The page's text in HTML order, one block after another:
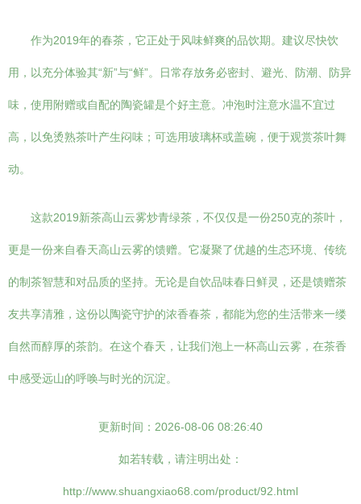
作为2019年的春茶，它正处于风味鲜爽的品饮期。建议尽快饮
用，以充分体验其“新”与“鲜”。日常存放务必密封、避光、防潮、防异
味，使用附赠或自配的陶瓷罐是个好主意。冲泡时注意水温不宜过
高，以免烫熟茶叶产生闷味；可选用玻璃杯或盖碗，便于观赏茶叶舞
动。
这款2019新茶高山云雾炒青绿茶，不仅仅是一份250克的茶叶，
更是一份来自春天高山云雾的馈赠。它凝聚了优越的生态环境、传统
的制茶智慧和对品质的坚持。无论是自饮品味春日鲜灵，还是馈赠茶
友共享清雅，这份以陶瓷守护的浓香春茶，都能为您的生活带来一缕
自然而醇厚的茶韵。在这个春天，让我们泡上一杯高山云雾，在茶香
中感受远山的呼唤与时光的沉淀。
更新时间：2026-08-06 08:26:40
如若转载，请注明出处：
http://www.shuangxiao68.com/product/92.html